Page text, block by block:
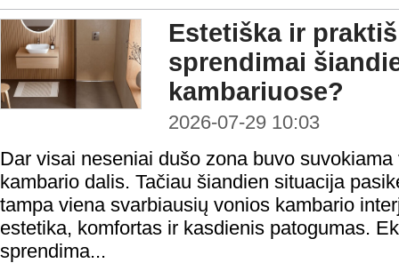
Estetiška ir
sprendimai
kambariuose?
2026-07-29 10:03
Dar visai neseniai dušo zona buvo
kambario dalis. Tačiau šiandien situacija
tampa viena svarbiausių vonios kambario
estetika, komfortas ir kasdienis patogumas.
sprendima...